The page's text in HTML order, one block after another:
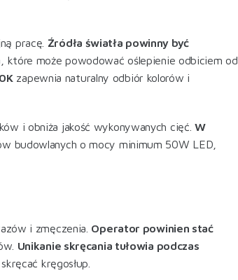
pracę. Źródła światła powinny być
które może powodować oślepienie odbiciem od
zapewnia naturalny odbiór kolorów i
i obniża jakość wykonywanych cięć.W
budowlanych o mocy minimum 50W LED,
i zmęczenia. Operator powinien stać
Unikanie skręcania tułowia podczas
kręgosłup